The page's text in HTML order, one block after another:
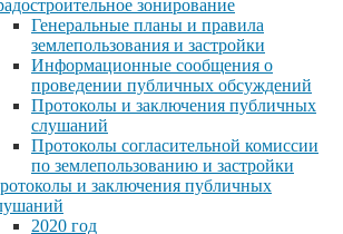
зонирование
Генеральные планы и правила
землепользования и застройки
Информационные сообщения о
проведении публичных обсуждений
Протоколы и заключения публичных
слушаний
Протоколы согласительной комиссии
по землепользованию и застройки
и заключения публичных
2020 год